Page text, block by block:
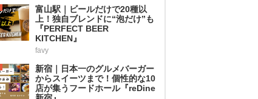
富山駅｜ビールだけで20種以
上！独自ブレンドに“泡だけ”も
『PERFECT BEER
KITCHEN』
favy
新宿｜日本一のグルメバーガー
からスイーツまで！個性的な10
店が集うフードホール『reDine